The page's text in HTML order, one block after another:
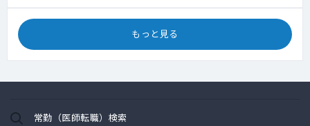
もっと見る
常勤（医師転職）検索